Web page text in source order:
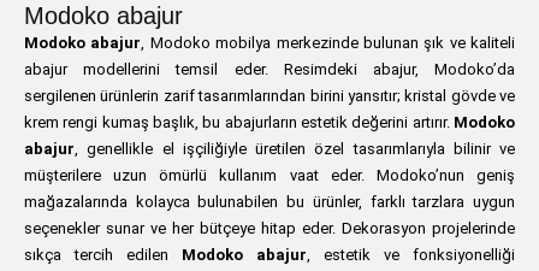
Modoko abajur
Modoko abajur, Modoko mobilya merkezinde bulunan şık ve kaliteli
abajur modellerini temsil eder. Resimdeki abajur, Modoko’da
sergilenen ürünlerin zarif tasarımlarından birini yansıtır; kristal gövde ve
krem rengi kumaş başlık, bu abajurların estetik değerini artırır. Modoko
abajur, genellikle el işçiliğiyle üretilen özel tasarımlarıyla bilinir ve
müşterilere uzun ömürlü kullanım vaat eder. Modoko’nun geniş
mağazalarında kolayca bulunabilen bu ürünler, farklı tarzlara uygun
seçenekler sunar ve her bütçeye hitap eder. Dekorasyon projelerinde
sıkça tercih edilen Modoko abajur, estetik ve fonksiyonelliği